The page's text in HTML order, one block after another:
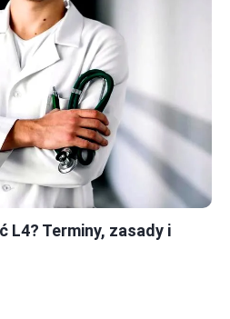
L4? Terminy, zasady i